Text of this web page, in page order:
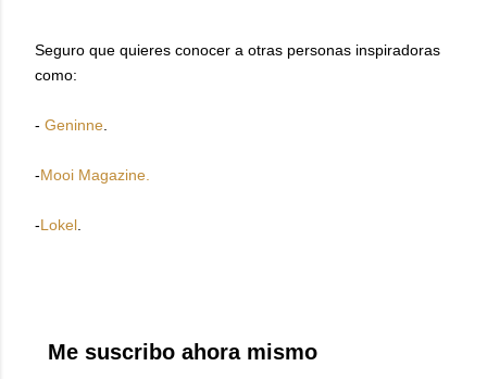
Seguro que quieres conocer a otras personas inspiradoras
como:
- Geninne
-Mooi Magazine.
-Lokel
Me suscribo ahora mismo